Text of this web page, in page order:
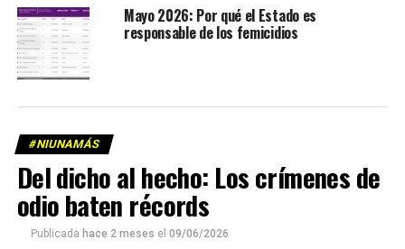
Mayo 2026: Por qué el Estado es
responsable de los femicidios
#NIUNAMÁS
Del dicho al hecho: Los crímenes de
odio baten récords
Publicada hace 2 meses el 09/06/2026